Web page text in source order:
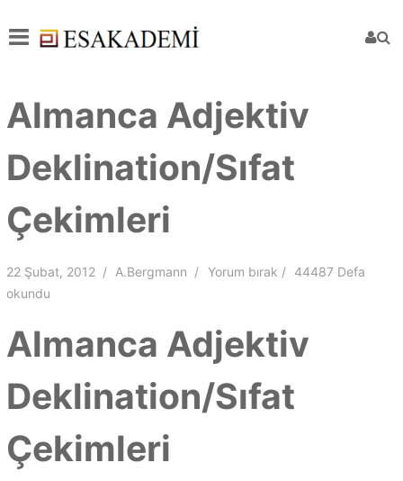
Almanca Adjektiv
Deklination/Sıfat
Çekimleri
22 Şubat, 2012 A.Bergmann Yorum bırak
44487 Defa
okundu
Almanca Adjektiv
Deklination/Sıfat
Çekimleri